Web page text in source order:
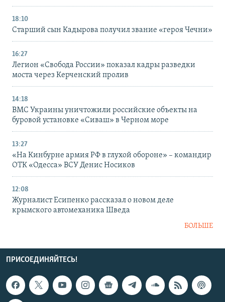
18:10
Старший сын Кадырова получил звание «героя Чечни»
16:27
Легион «Свобода России» показал кадры разведки
моста через Керченский пролив
14:18
ВМС Украины уничтожили российские объекты на
буровой установке «Сиваш» в Черном море
13:27
«На Кинбурне армия РФ в глухой обороне» – командир
ОТК «Одесса» ВСУ Денис Носиков
12:08
Журналист Есипенко рассказал о новом деле
крымского автомеханика Шведа
БОЛЬШЕ
ПРИСОЕДИНЯЙТЕСЬ!